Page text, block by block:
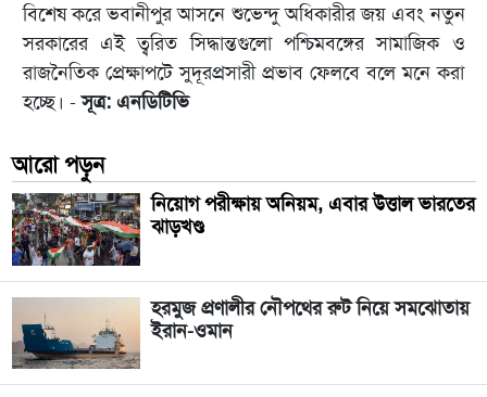
বিশেষ করে ভবানীপুর আসনে শুভেন্দু অধিকারীর জয় এবং নতুন
সরকারের এই ত্বরিত সিদ্ধান্তগুলো পশ্চিমবঙ্গের সামাজিক ও
রাজনৈতিক প্রেক্ষাপটে সুদূরপ্রসারী প্রভাব ফেলবে বলে মনে করা
হচ্ছে। -সূত্র: এনডিটিভি
আরো পড়ুন
নিয়োগ পরীক্ষায় অনিয়ম, এবার উত্তাল ভারতের
ঝাড়খণ্ড
হরমুজ প্রণালীর নৌপথের রুট নিয়ে সমঝোতায়
ইরান-ওমান